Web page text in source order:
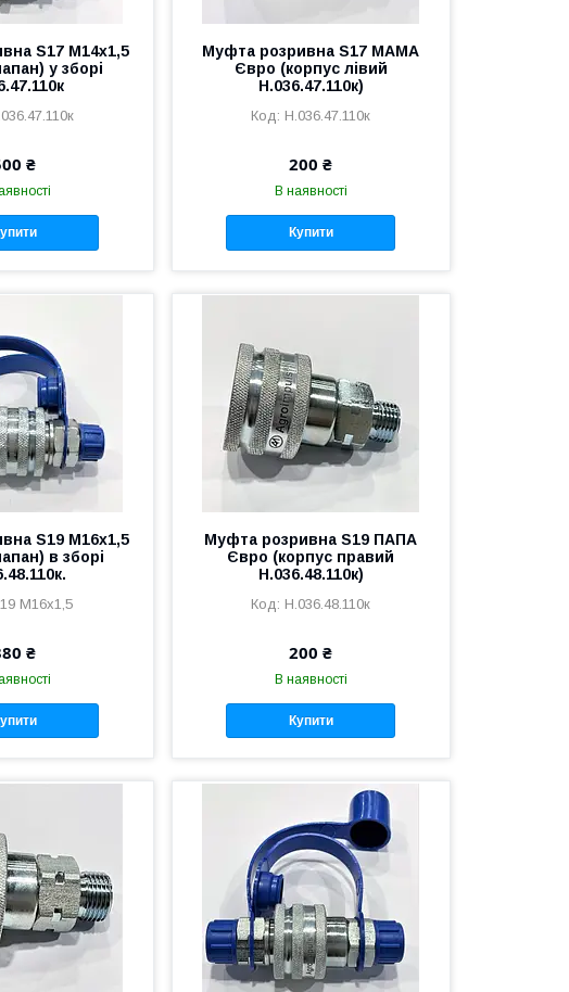
S17 М14х1,5
у зборі
₴
Муфта розривна S17 МАМА
Євро (корпус лівий
Н.036.47.110к)
Н.036.47.110к
200 ₴
В наявності
Купити
S19 М16х1,5
в зборі
М16х1,5
₴
Муфта розривна S19 ПАПА
Євро (корпус правий
Н.036.48.110к)
Н.036.48.110к
200 ₴
В наявності
Купити